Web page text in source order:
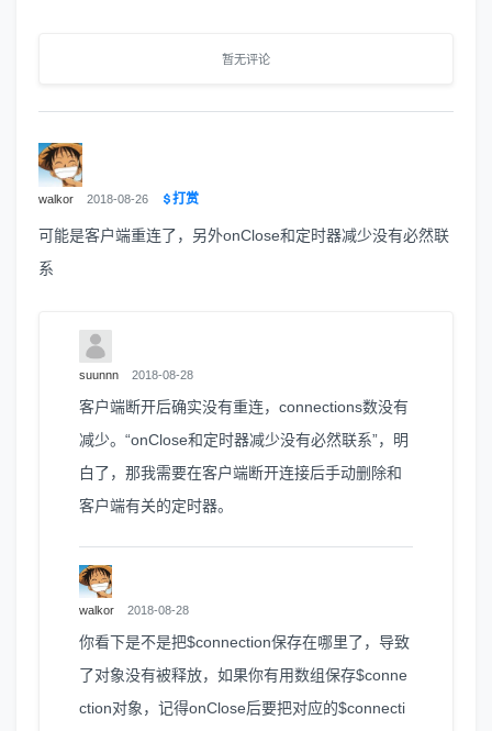
暂无评论
walkor 2018-08-26 打赏
可能是客户端重连了，另外onClose和定时器减少没有必然联
系
suunnn 2018-08-28
客户端断开后确实没有重连，connections数没有
减少。“onClose和定时器减少没有必然联系”，明
白了，那我需要在客户端断开连接后手动删除和
客户端有关的定时器。
walkor 2018-08-28
你看下是不是把$connection保存在哪里了，导致
了对象没有被释放，如果你有用数组保存$conne
ction对象，记得onClose后要把对应的$connecti